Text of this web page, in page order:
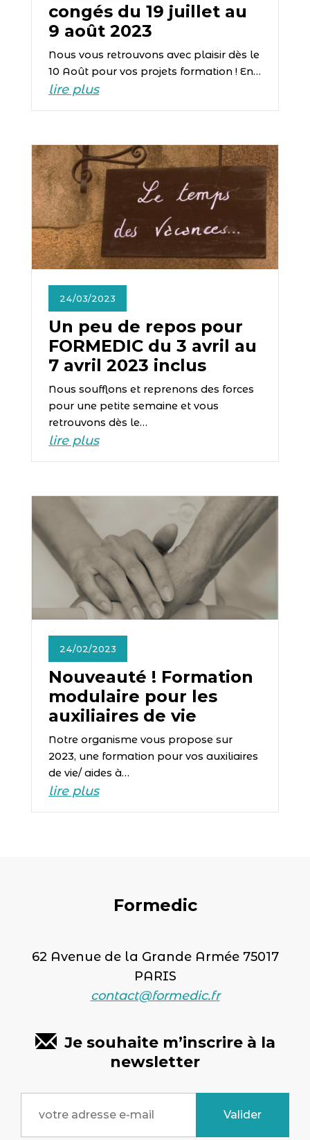
congés du 19 juillet au
9 août 2023
Nous vous retrouvons avec plaisir dès le
10 Août pour vos projets formation ! En…
lire plus
24/03/2023
Un peu de repos pour
FORMEDIC du 3 avril au
7 avril 2023 inclus
Nous soufflons et reprenons des forces
pour une petite semaine et vous
retrouvons dès le…
lire plus
24/02/2023
Nouveauté ! Formation
modulaire pour les
auxiliaires de vie
Notre organisme vous propose sur
2023, une formation pour vos auxiliaires
de vie/ aides à…
lire plus
Formedic
62 Avenue de la Grande Armée 75017
PARIS
contact@formedic.fr
Je souhaite m’inscrire à la
newsletter